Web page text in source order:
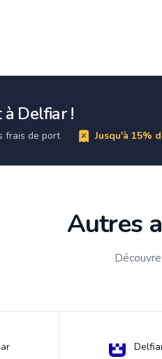
Delfiar !
frais de port Jusqu'à 15%
Autres